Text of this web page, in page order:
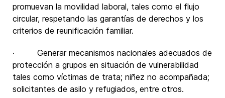
promuevan la movilidad laboral, tales como el flujo
circular, respetando las garantías de derechos y los
criterios de reunificación familiar.
· Generar mecanismos nacionales adecuados de
protección a grupos en situación de vulnerabilidad
tales como víctimas de trata; niñez no acompañada;
solicitantes de asilo y refugiados, entre otros.